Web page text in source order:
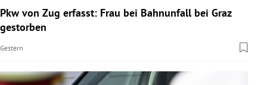
Pkw von Zug erfasst: Frau bei Bahnunfall bei Graz
gestorben
Gestern